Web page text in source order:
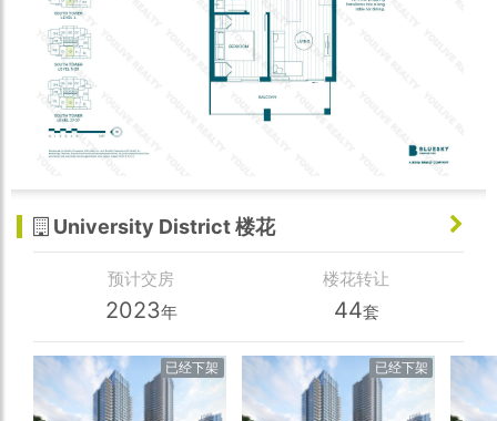
University District 楼花
预计交房
2023年
楼花转让
44套
已经下架 已经下架